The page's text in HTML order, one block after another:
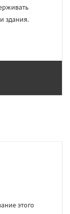
здания.
этого